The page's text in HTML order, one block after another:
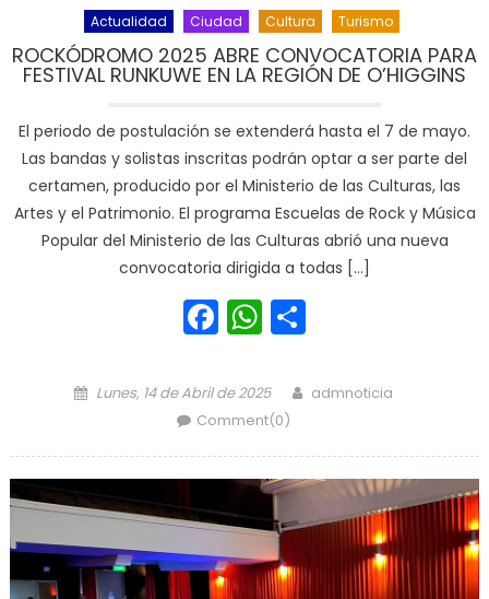
Actualidad Ciudad Cultura Turismo
ROCKÓDROMO 2025 ABRE CONVOCATORIA PARA
FESTIVAL RUNKUWE EN LA REGIÓN DE O’HIGGINS
El periodo de postulación se extenderá hasta el 7 de mayo.
Las bandas y solistas inscritas podrán optar a ser parte del
certamen, producido por el Ministerio de las Culturas, las
Artes y el Patrimonio. El programa Escuelas de Rock y Música
Popular del Ministerio de las Culturas abrió una nueva
convocatoria dirigida a todas […]
Facebook
WhatsApp
Posted on
Lunes, 14 de Abril de 2025 Author
admnoticia
Comment(0)